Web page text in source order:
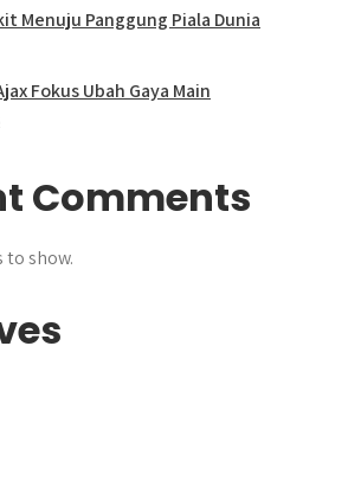
Menuju Panggung Piala Dunia
Fokus Ubah Gaya Main
Comments
to show.